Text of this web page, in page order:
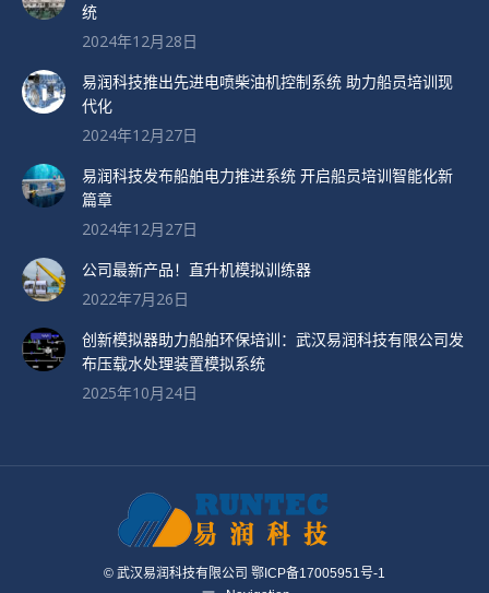
统
2024年12月28日
易润科技推出先进电喷柴油机控制系统 助力船员培训现
代化
2024年12月27日
易润科技发布船舶电力推进系统 开启船员培训智能化新
篇章
2024年12月27日
公司最新产品！直升机模拟训练器
2022年7月26日
创新模拟器助力船舶环保培训：武汉易润科技有限公司发
布压载水处理装置模拟系统
2025年10月24日
© 武汉易润科技有限公司 鄂ICP备17005951号-1